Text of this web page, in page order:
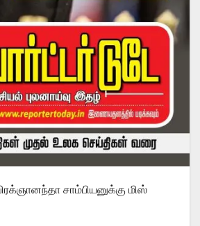
சாம்பியனுக்கு மிஸ்